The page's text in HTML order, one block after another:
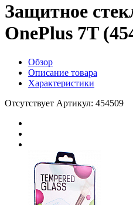
Защитное
OnePlus 7T
Обзор
Описание товара
Характеристики
Отсутствует Артикул: 454509